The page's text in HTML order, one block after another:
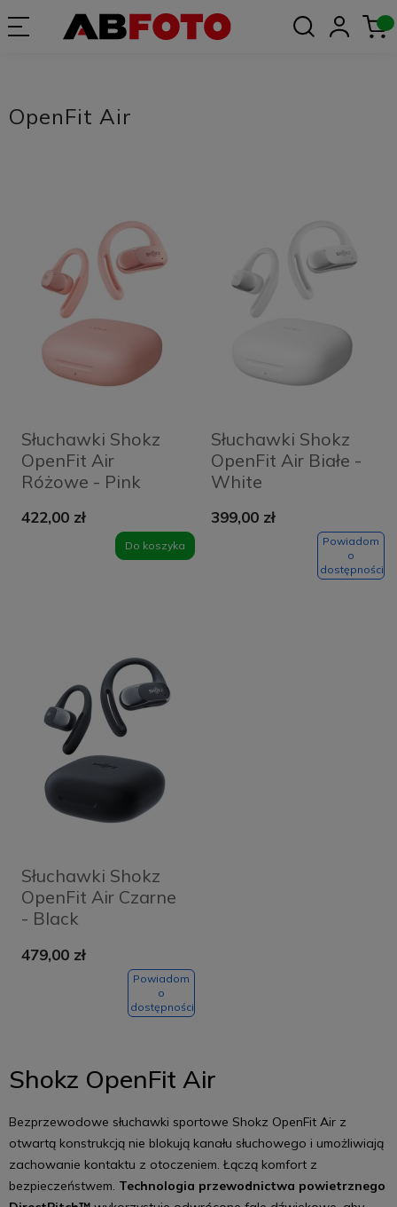
OpenFit Air
Słuchawki Shokz
OpenFit Air
Różowe - Pink
422,00 zł
Do koszyka
Słuchawki Shokz
OpenFit Air Białe -
White
399,00 zł
Powiadom
o
dostępności
Słuchawki Shokz
OpenFit Air Czarne
- Black
479,00 zł
Powiadom
o
dostępności
Shokz OpenFit Air
Bezprzewodowe słuchawki sportowe Shokz OpenFit Air z
otwartą konstrukcją nie blokują kanału słuchowego i umożliwiają
zachowanie kontaktu z otoczeniem. Łączą komfort z
bezpieczeństwem. Technologia przewodnictwa powietrznego